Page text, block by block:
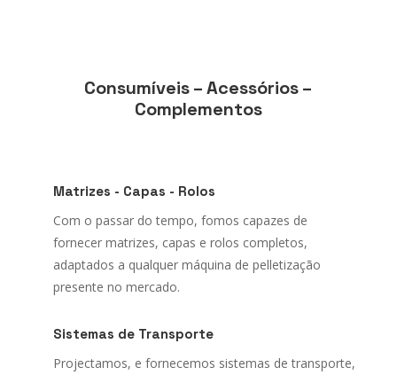
Consumíveis – Acessórios –
Complementos
Matrizes - Capas - Rolos
Com o passar do tempo, fomos capazes de
fornecer matrizes, capas e rolos completos,
adaptados a qualquer máquina de pelletização
presente no mercado.
Sistemas de Transporte
Projectamos, e fornecemos sistemas de transporte,